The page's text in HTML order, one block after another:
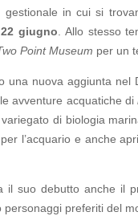
gestionale in cui si
giugno . Allo stesso
Point Museum per un
una nuova aggiunta nel
le avventure acquatiche di
di biologia
l’acquario e anche
il suo debutto anche il
preferiti del